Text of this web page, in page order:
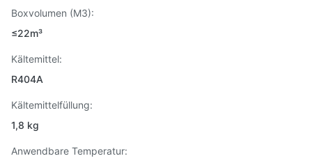
Boxvolumen (M3):
≤22m³
Kältemittel:
R404A
Kältemittelfüllung:
1,8 kg
Anwendbare Temperatur: